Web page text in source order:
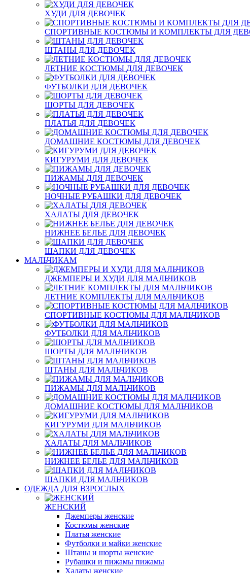
ХУДИ ДЛЯ ДЕВОЧЕК
СПОРТИВНЫЕ КОСТЮМЫ И КОМПЛЕКТЫ ДЛЯ
ШТАНЫ ДЛЯ ДЕВОЧЕК
ЛЕТНИЕ КОСТЮМЫ ДЛЯ ДЕВОЧЕК
ФУТБОЛКИ ДЛЯ ДЕВОЧЕК
ШОРТЫ ДЛЯ ДЕВОЧЕК
ПЛАТЬЯ ДЛЯ ДЕВОЧЕК
ДОМАШНИЕ КОСТЮМЫ ДЛЯ ДЕВОЧЕК
КИГУРУМИ ДЛЯ ДЕВОЧЕК
ПИЖАМЫ ДЛЯ ДЕВОЧЕК
НОЧНЫЕ РУБАШКИ ДЛЯ ДЕВОЧЕК
ХАЛАТЫ ДЛЯ ДЕВОЧЕК
НИЖНЕЕ БЕЛЬЕ ДЛЯ ДЕВОЧЕК
ШАПКИ ДЛЯ ДЕВОЧЕК
МАЛЬЧИКАМ
ДЖЕМПЕРЫ И ХУДИ ДЛЯ МАЛЬЧИКОВ
ЛЕТНИЕ КОМПЛЕКТЫ ДЛЯ МАЛЬЧИКОВ
СПОРТИВНЫЕ КОСТЮМЫ ДЛЯ МАЛЬЧИКОВ
ФУТБОЛКИ ДЛЯ МАЛЬЧИКОВ
ШОРТЫ ДЛЯ МАЛЬЧИКОВ
ШТАНЫ ДЛЯ МАЛЬЧИКОВ
ПИЖАМЫ ДЛЯ МАЛЬЧИКОВ
ДОМАШНИЕ КОСТЮМЫ ДЛЯ МАЛЬЧИКОВ
КИГУРУМИ ДЛЯ МАЛЬЧИКОВ
ХАЛАТЫ ДЛЯ МАЛЬЧИКОВ
НИЖНЕЕ БЕЛЬЕ ДЛЯ МАЛЬЧИКОВ
ШАПКИ ДЛЯ МАЛЬЧИКОВ
ОДЕЖДА ДЛЯ ВЗРОСЛЫХ
ЖЕНСКИЙ
Джемперы женские
Костюмы женские
Платья женские
Футболки и майки женские
Штаны и шорты женские
Рубашки и пижамы пижамы
Халаты женские